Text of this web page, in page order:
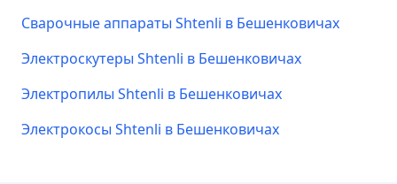
Сварочные аппараты Shtenli в Бешенковичах
Электроскутеры Shtenli в Бешенковичах
Электропилы Shtenli в Бешенковичах
Электрокосы Shtenli в Бешенковичах